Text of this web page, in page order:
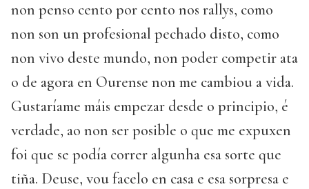
non penso cento por cento nos rallys, como
non son un profesional pechado disto, como
non vivo deste mundo, non poder competir ata
o de agora en Ourense non me cambiou a vida.
Gustaríame máis empezar desde o principio, é
verdade, ao non ser posible o que me expuxen
foi que se podía correr algunha esa sorte que
tiña. Deuse, vou facelo en casa e esa sorpresa e